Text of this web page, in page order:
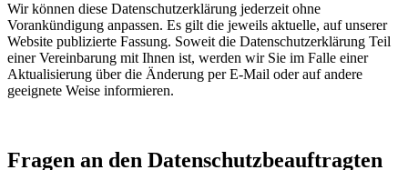
Wir können diese Datenschutzerklärung jederzeit ohne
Vorankündigung anpassen. Es gilt die jeweils aktuelle, auf unserer
Website publizierte Fassung. Soweit die Datenschutzerklärung Teil
einer Vereinbarung mit Ihnen ist, werden wir Sie im Falle einer
Aktualisierung über die Änderung per E-Mail oder auf andere
geeignete Weise informieren.
Fragen an den Datenschutzbeauftragten